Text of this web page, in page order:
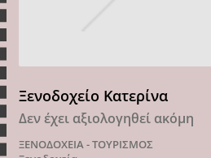
Ξενοδοχείο Κατερίνα
Δεν έχει αξιολογηθεί ακόμη
ΞΕΝΟΔΟΧΕΙΑ - ΤΟΥΡΙΣΜΟΣ